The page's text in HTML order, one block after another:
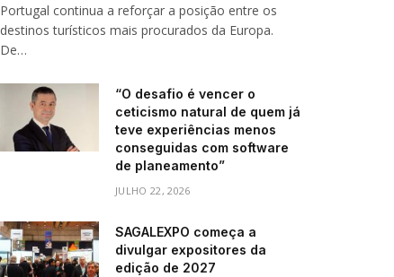
Portugal continua a reforçar a posição entre os
destinos turísticos mais procurados da Europa.
De…
“O desafio é vencer o
ceticismo natural de quem já
teve experiências menos
conseguidas com software
de planeamento”
JULHO 22, 2026
SAGALEXPO começa a
divulgar expositores da
edição de 2027